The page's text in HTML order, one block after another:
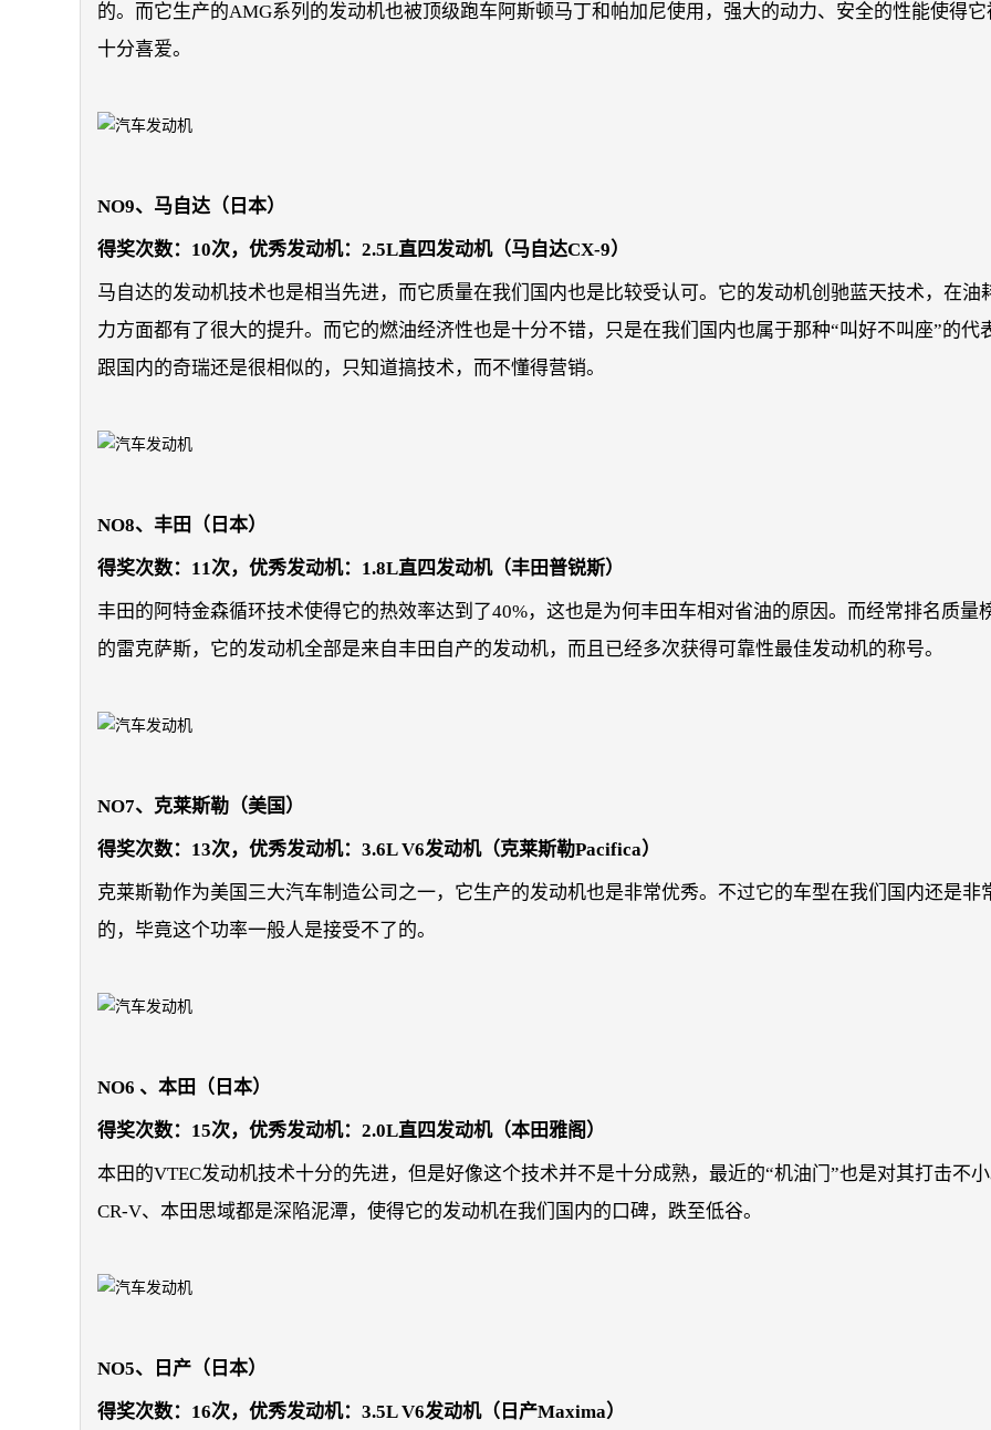
的。而它生产的AMG系列的发动机也被顶级跑车阿斯顿马丁和帕加尼使用，强大的动力、安全的性能使得
十分喜爱。
NO9、马自达（日本）
得奖次数：10次，优秀发动机：2.5L直四发动机（马自达CX-9）
马自达的发动机技术也是相当先进，而它质量在我们国内也是比较受认可。它的发动机创驰蓝天技术，在油
力方面都有了很大的提升。而它的燃油经济性也是十分不错，只是在我们国内也属于那种“叫好不叫座”的代
跟国内的奇瑞还是很相似的，只知道搞技术，而不懂得营销。
NO8、丰田（日本）
得奖次数：11次，优秀发动机：1.8L直四发动机（丰田普锐斯）
丰田的阿特金森循环技术使得它的热效率达到了40%，这也是为何丰田车相对省油的原因。而经常排名质量
的雷克萨斯，它的发动机全部是来自丰田自产的发动机，而且已经多次获得可靠性最佳发动机的称号。
NO7、克莱斯勒（美国）
得奖次数：13次，优秀发动机：3.6L V6发动机（克莱斯勒Pacifica）
克莱斯勒作为美国三大汽车制造公司之一，它生产的发动机也是非常优秀。不过它的车型在我们国内还是非
的，毕竟这个功率一般人是接受不了的。
NO6 、本田（日本）
得奖次数：15次，优秀发动机：2.0L直四发动机（本田雅阁）
本田的VTEC发动机技术十分的先进，但是好像这个技术并不是十分成熟，最近的“机油门”也是对其打击不
CR-V、本田思域都是深陷泥潭，使得它的发动机在我们国内的口碑，跌至低谷。
NO5、日产（日本）
得奖次数：16次，优秀发动机：3.5L V6发动机（日产Maxima）